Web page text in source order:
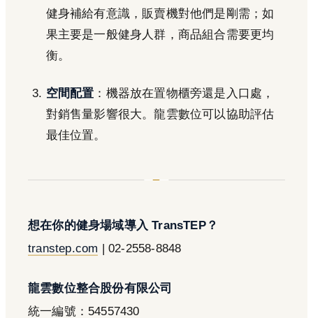
健身補給有意識，販賣機對他們是剛需；如
果主要是一般健身人群，商品組合需要更均
衡。
空間配置 ：機器放在置物櫃旁還是入口處，
對銷售量影響很大。龍雲數位可以協助評估
最佳位置。
想在你的健身場域導入 TransTEP？
transtep.com | 02-2558-8848
龍雲數位整合股份有限公司
統一編號：54557430